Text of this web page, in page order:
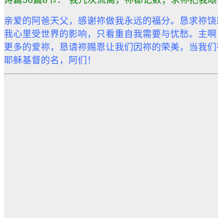
亲爱的阿爸天父，感谢祢做我永远的福分。恳求祢
我心里受世界的影响，只看重自我需要与忧愁。 主
更多的爱祢， 恳请祢赐恩让我们因祢的荣美，当我
耶稣基督的名，阿们！